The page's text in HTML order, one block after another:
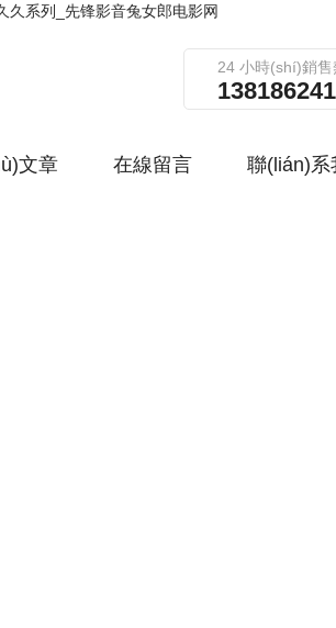
久系列_先锋影音兔女郎电影网
24 小時(shí)銷售
文章 在線留言 聯(lián)系